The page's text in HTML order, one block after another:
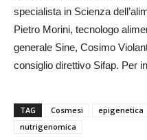
specialista in Scienza
Pietro Morini, tecnologo
generale Sine, Cosimo
consiglio direttivo Sifap. Per
TAG Cosmesi epigenetica
nutrigenomica